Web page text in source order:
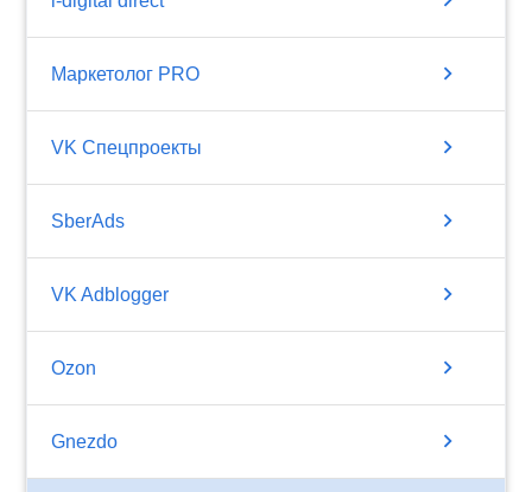
Маркетолог PRO chevron_right
VK Спецпроекты chevron_right
SberAds chevron_right
VK Adblogger chevron_right
Ozon chevron_right
Gnezdo chevron_right